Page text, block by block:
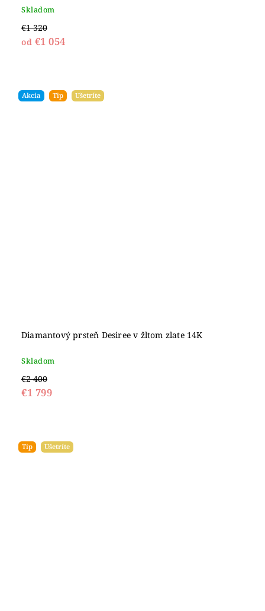
Skladom
€1 320
od €1 054
Akcia Tip Ušetríte
Diamantový prsteň Desiree v žltom zlate 14K
Skladom
€2 400
€1 799
Tip Ušetríte